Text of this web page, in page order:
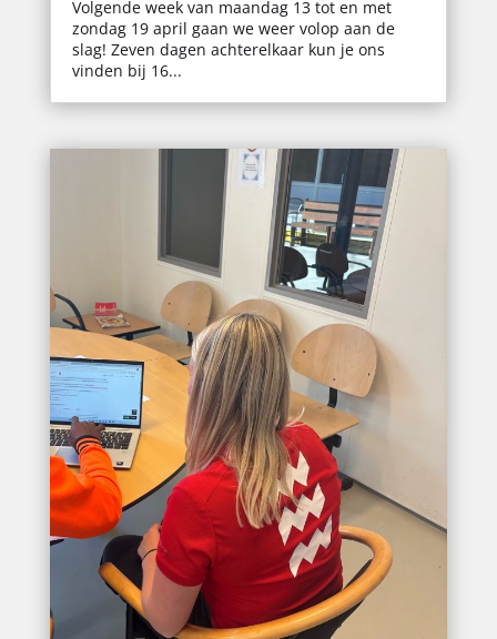
Volgende week van maandag 13 tot en met
zondag 19 april gaan we weer volop aan de
slag! Zeven dagen achterelkaar kun je ons
vinden bij 16...